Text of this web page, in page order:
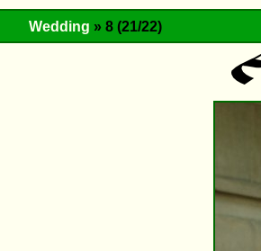
Wedding » 8 (21/22)